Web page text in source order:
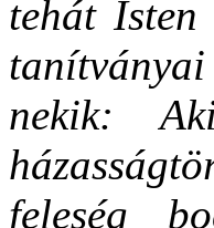
tehát
nekik:
feleség